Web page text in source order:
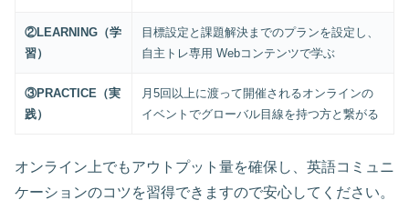
②LEARNING（学
習）
目標設定と課題解決までのプランを設定し、
自主トレ専用 Webコンテンツで学ぶ
③PRACTICE（実
践）
月5回以上に渡って開催されるオンラインの
イベントでグローバル目線を持つ方と繋がる
オンライン上でもアウトプット量を確保し、英語コミュニ
ケーションのコツを習得できますので安心してください。